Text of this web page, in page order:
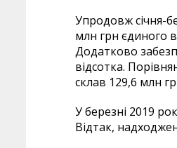
Упродовж січня-
млн грн єдиного
Додатково
відсотка.
склав 129,6 млн
У березні 2019
Відтак,